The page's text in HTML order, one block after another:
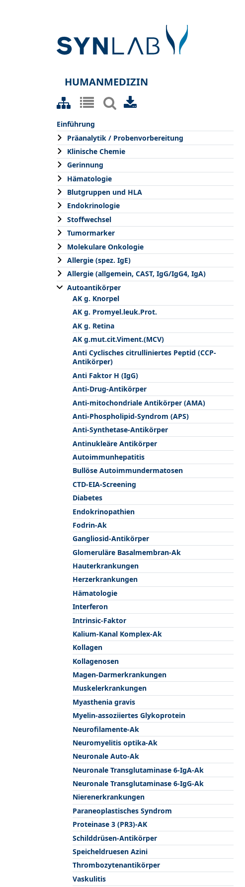
HUMANMEDIZIN
Einführung
Präanalytik / Probenvorbereitung
Klinische Chemie
Gerinnung
Hämatologie
Blutgruppen und HLA
Endokrinologie
Stoffwechsel
Tumormarker
Molekulare Onkologie
Allergie (spez. IgE)
Allergie (allgemein, CAST, IgG/IgG4, IgA)
Autoantikörper
AK g. Knorpel
AK g. Promyel.leuk.Prot.
AK g. Retina
AK g.mut.cit.Viment.(MCV)
Anti Cyclisches citrulliniertes Peptid (CCP-
Antikörper)
Anti Faktor H (IgG)
Anti-Drug-Antikörper
Anti-mitochondriale Antikörper (AMA)
Anti-Phospholipid-Syndrom (APS)
Anti-Synthetase-Antikörper
Antinukleäre Antikörper
Autoimmunhepatitis
Bullöse Autoimmundermatosen
CTD-EIA-Screening
Diabetes
Endokrinopathien
Fodrin-Ak
Gangliosid-Antikörper
Glomeruläre Basalmembran-Ak
Hauterkrankungen
Herzerkrankungen
Hämatologie
Interferon
Intrinsic-Faktor
Kalium-Kanal Komplex-Ak
Kollagen
Kollagenosen
Magen-Darmerkrankungen
Muskelerkrankungen
Myasthenia gravis
Myelin-assoziiertes Glykoprotein
Neurofilamente-Ak
Neuromyelitis optika-Ak
Neuronale Auto-Ak
Neuronale Transglutaminase 6-IgA-Ak
Neuronale Transglutaminase 6-IgG-Ak
Nierenerkrankungen
Paraneoplastisches Syndrom
Proteinase 3 (PR3)-AK
Schilddrüsen-Antikörper
Speicheldruesen Azini
Thrombozytenantikörper
Vaskulitis